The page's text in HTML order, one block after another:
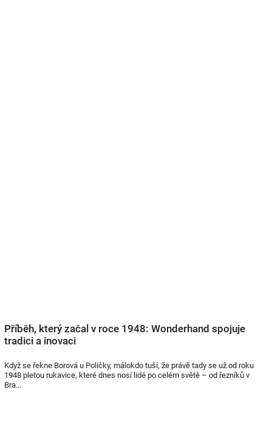
Příběh, který začal v roce 1948: Wonderhand spojuje
tradici a inovaci
Když se řekne Borová u Poličky, málokdo tuší, že právě tady se už od roku
1948 pletou rukavice, které dnes nosí lidé po celém světě – od řezníků v
Bra...